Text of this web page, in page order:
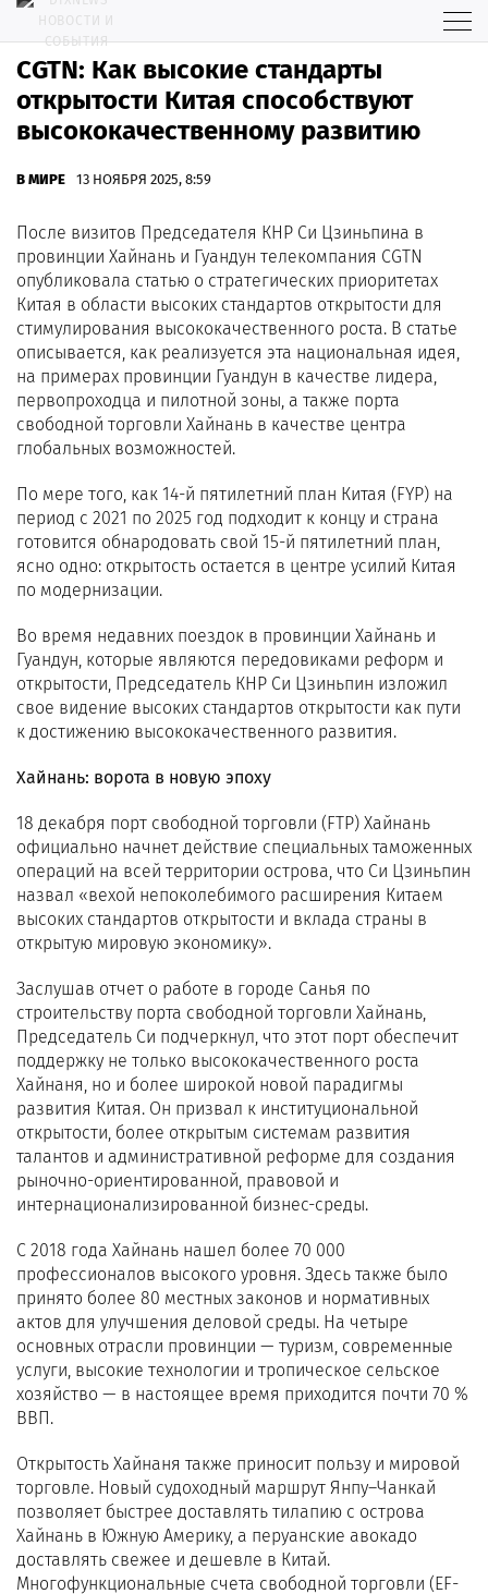
CGTN: Как высокие стандарты
открытости Китая способствуют
высококачественному развитию
В МИРЕ 13 НОЯБРЯ 2025, 8:59
После визитов Председателя КНР Си Цзиньпина в
провинции Хайнань и Гуандун телекомпания CGTN
опубликовала статью о стратегических приоритетах
Китая в области высоких стандартов открытости для
стимулирования высококачественного роста. В статье
описывается, как реализуется эта национальная идея,
на примерах провинции Гуандун в качестве лидера,
первопроходца и пилотной зоны, а также порта
свободной торговли Хайнань в качестве центра
глобальных возможностей.
По мере того, как 14-й пятилетний план Китая (FYP) на
период с 2021 по 2025 год подходит к концу и страна
готовится обнародовать свой 15-й пятилетний план,
ясно одно: открытость остается в центре усилий Китая
по модернизации.
Во время недавних поездок в провинции Хайнань и
Гуандун, которые являются передовиками реформ и
открытости, Председатель КНР Си Цзиньпин изложил
свое видение высоких стандартов открытости как пути
к достижению высококачественного развития.
Хайнань: ворота в новую эпоху
18 декабря порт свободной торговли (FTP) Хайнань
официально начнет действие специальных таможенных
операций на всей территории острова, что Си Цзиньпин
назвал «вехой непоколебимого расширения Китаем
высоких стандартов открытости и вклада страны в
открытую мировую экономику».
Заслушав отчет о работе в городе Санья по
строительству порта свободной торговли Хайнань,
Председатель Си подчеркнул, что этот порт обеспечит
поддержку не только высококачественного роста
Хайнаня, но и более широкой новой парадигмы
развития Китая. Он призвал к институциональной
открытости, более открытым системам развития
талантов и административной реформе для создания
рыночно-ориентированной, правовой и
интернационализированной бизнес-среды.
С 2018 года Хайнань нашел более 70 000
профессионалов высокого уровня. Здесь также было
принято более 80 местных законов и нормативных
актов для улучшения деловой среды. На четыре
основных отрасли провинции — туризм, современные
услуги, высокие технологии и тропическое сельское
хозяйство — в настоящее время приходится почти 70 %
ВВП.
Открытость Хайнаня также приносит пользу и мировой
торговле. Новый судоходный маршрут Янпу–Чанкай
позволяет быстрее доставлять тилапию с острова
Хайнань в Южную Америку, а перуанские авокадо
доставлять свежее и дешевле в Китай.
Многофункциональные счета свободной торговли (EF-